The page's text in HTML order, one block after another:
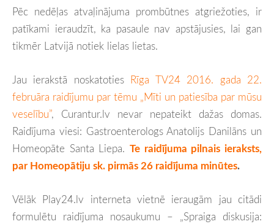
Pēc nedēļas atvaļinājuma prombūtnes atgriežoties, ir
patīkami ieraudzīt, ka pasaule nav apstājusies, lai gan
tikmēr Latvijā notiek lielas lietas.
Jau ierakstā noskatoties Rīga TV24 2016. gada 22.
februāra raidījumu par tēmu „Mīti un patiesība par mūsu
veselību”, Curantur.lv nevar nepateikt dažas domas.
Raidījuma viesi: Gastroenterologs Anatolijs Danilāns un
Homeopāte Santa Liepa. Te raidījuma pilnais ieraksts,
par Homeopātiju sk. pirmās 26 raidījuma minūtes.
Vēlāk Play24.lv interneta vietnē ieraugām jau citādi
formulētu raidījuma nosaukumu – „Spraiga diskusija: